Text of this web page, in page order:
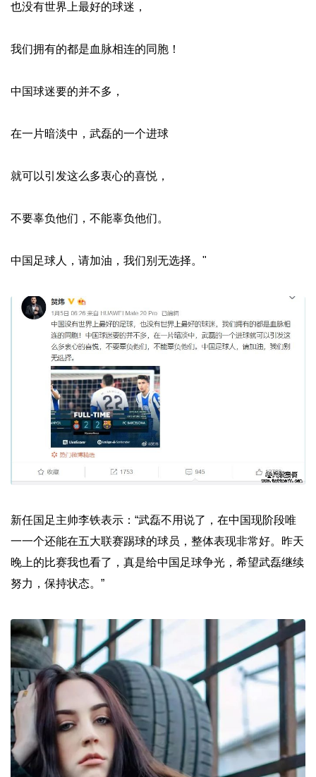
也没有世界上最好的球迷，
我们拥有的都是血脉相连的同胞！
中国球迷要的并不多，
在一片暗淡中，武磊的一个进球
就可以引发这么多衷心的喜悦，
不要辜负他们，不能辜负他们。
中国足球人，请加油，我们别无选择。"
新任国足主帅李铁表示：“武磊不用说了，在中国现阶段唯
一一个还能在五大联赛踢球的球员，整体表现非常好。昨天
晚上的比赛我也看了，真是给中国足球争光，希望武磊继续
努力，保持状态。”